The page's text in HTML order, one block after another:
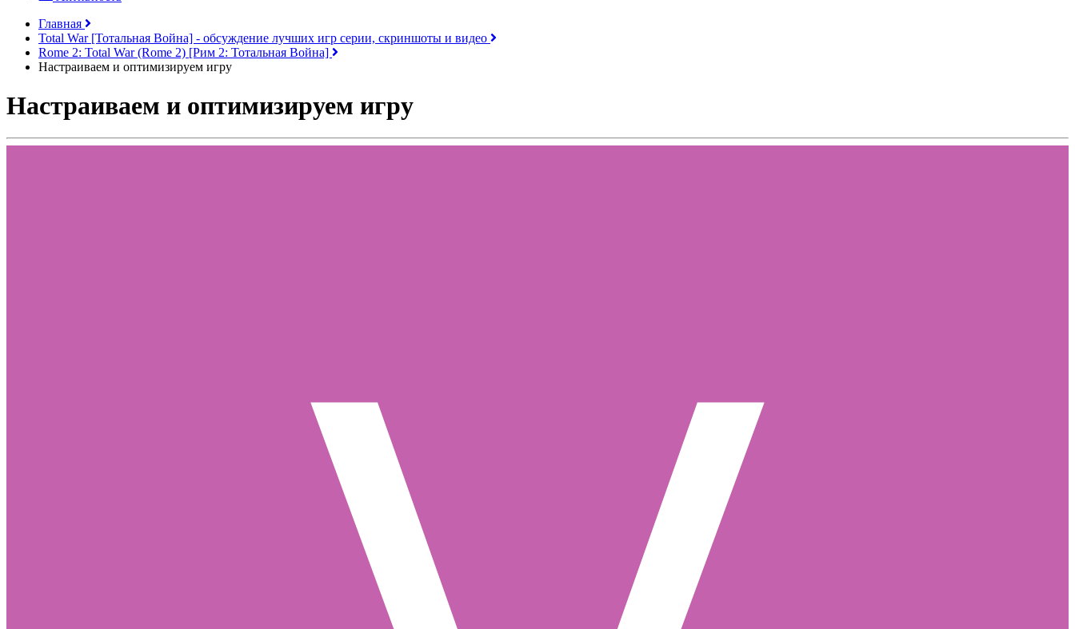
Главная
Total War [Тотальная Война] - обсуждение лучших игр серии, скриншоты и видео
Rome 2: Total War (Rome 2) [Рим 2: Тотальная Война]
Настраиваем и оптимизируем игру
Настраиваем и оптимизируем игру